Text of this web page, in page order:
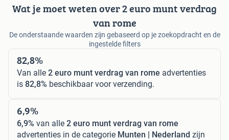
Wat je moet weten over 2 euro munt verdrag
van rome
De onderstaande waarden zijn gebaseerd op je zoekopdracht en de
ingestelde filters
82,8%
Van alle 2 euro munt verdrag van rome advertenties
is 82,8% beschikbaar voor verzending.
6,9%
6,9% van alle 2 euro munt verdrag van rome
advertenties in de categorie Munten | Nederland zijn